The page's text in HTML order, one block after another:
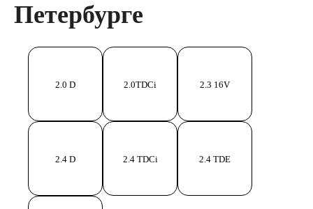
Петербурге
2.0 D 2.0TDCi 2.3 16V
2.4 D 2.4 TDCi 2.4 TDE